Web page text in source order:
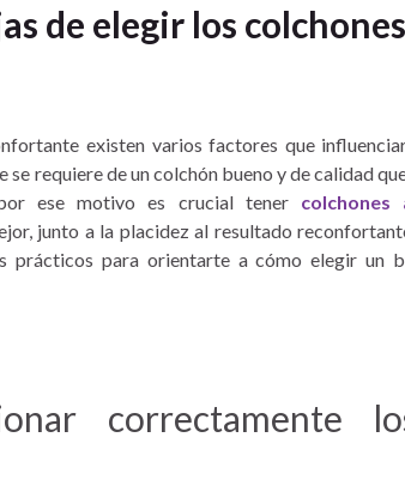
de elegir los
existen varios factores que
se requiere de un colchón bueno y de calidad
ese motivo es crucial tener colchones
junto a la placidez al resultado
prácticos para orientarte a cómo elegir un
correctamente